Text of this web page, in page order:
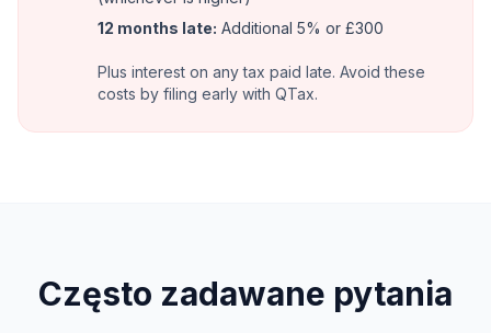
12 months late: Additional 5% or £300
Plus interest on any tax paid late. Avoid these
costs by filing early with QTax.
Często zadawane pytania